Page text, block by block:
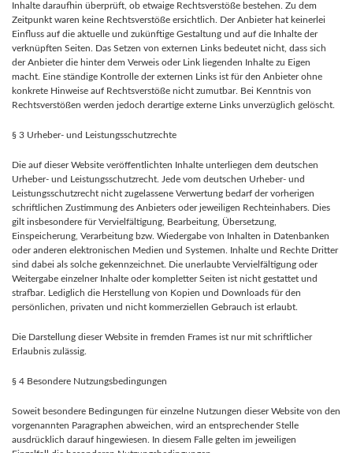
Inhalte daraufhin überprüft, ob etwaige Rechtsverstöße bestehen. Zu dem
Zeitpunkt waren keine Rechtsverstöße ersichtlich. Der Anbieter hat keinerlei
Einfluss auf die aktuelle und zukünftige Gestaltung und auf die Inhalte der
verknüpften Seiten. Das Setzen von externen Links bedeutet nicht, dass sich
der Anbieter die hinter dem Verweis oder Link liegenden Inhalte zu Eigen
macht. Eine ständige Kontrolle der externen Links ist für den Anbieter ohne
konkrete Hinweise auf Rechtsverstöße nicht zumutbar. Bei Kenntnis von
Rechtsverstößen werden jedoch derartige externe Links unverzüglich gelöscht.
§ 3 Urheber- und Leistungsschutzrechte
Die auf dieser Website veröffentlichten Inhalte unterliegen dem deutschen
Urheber- und Leistungsschutzrecht. Jede vom deutschen Urheber- und
Leistungsschutzrecht nicht zugelassene Verwertung bedarf der vorherigen
schriftlichen Zustimmung des Anbieters oder jeweiligen Rechteinhabers. Dies
gilt insbesondere für Vervielfältigung, Bearbeitung, Übersetzung,
Einspeicherung, Verarbeitung bzw. Wiedergabe von Inhalten in Datenbanken
oder anderen elektronischen Medien und Systemen. Inhalte und Rechte Dritter
sind dabei als solche gekennzeichnet. Die unerlaubte Vervielfältigung oder
Weitergabe einzelner Inhalte oder kompletter Seiten ist nicht gestattet und
strafbar. Lediglich die Herstellung von Kopien und Downloads für den
persönlichen, privaten und nicht kommerziellen Gebrauch ist erlaubt.
Die Darstellung dieser Website in fremden Frames ist nur mit schriftlicher
Erlaubnis zulässig.
§ 4 Besondere Nutzungsbedingungen
Soweit besondere Bedingungen für einzelne Nutzungen dieser Website von den
vorgenannten Paragraphen abweichen, wird an entsprechender Stelle
ausdrücklich darauf hingewiesen. In diesem Falle gelten im jeweiligen